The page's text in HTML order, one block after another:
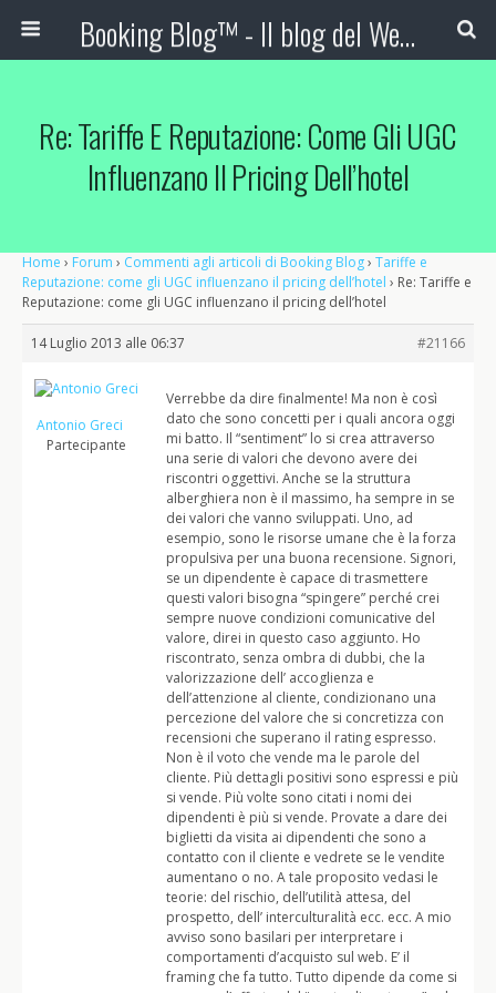
Booking Blog™ - Il blog del Web Marketing Turistico
Re: Tariffe E Reputazione: Come Gli UGC
Influenzano Il Pricing Dell’hotel
Home › Forum › Commenti agli articoli di Booking Blog› Tariffe e
Reputazione: come gli UGC influenzano il pricing dell’hotel › Re: Tariffe e
Reputazione: come gli UGC influenzano il pricing dell’hotel
14 Luglio 2013 alle 06:37 #21166
Antonio Greci
Partecipante
Verrebbe da dire finalmente! Ma non è così
dato che sono concetti per i quali ancora oggi
mi batto. Il “sentiment” lo si crea attraverso
una serie di valori che devono avere dei
riscontri oggettivi. Anche se la struttura
alberghiera non è il massimo, ha sempre in se
dei valori che vanno sviluppati. Uno, ad
esempio, sono le risorse umane che è la forza
propulsiva per una buona recensione. Signori,
se un dipendente è capace di trasmettere
questi valori bisogna “spingere” perché crei
sempre nuove condizioni comunicative del
valore, direi in questo caso aggiunto. Ho
riscontrato, senza ombra di dubbi, che la
valorizzazione dell’ accoglienza e
dell’attenzione al cliente, condizionano una
percezione del valore che si concretizza con
recensioni che superano il rating espresso.
Non è il voto che vende ma le parole del
cliente. Più dettagli positivi sono espressi e più
si vende. Più volte sono citati i nomi dei
dipendenti è più si vende. Provate a dare dei
biglietti da visita ai dipendenti che sono a
contatto con il cliente e vedrete se le vendite
aumentano o no. A tale proposito vedasi le
teorie: del rischio, dell’utilità attesa, del
prospetto, dell’ interculturalità ecc. ecc. A mio
avviso sono basilari per interpretare i
comportamenti d’acquisto sul web. E’ il
framing che fa tutto. Tutto dipende da come si